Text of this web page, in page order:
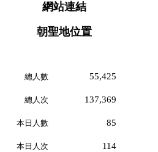
網站連結
朝聖地位置
總人數 55,425
總人次 137,369
本日人數 85
本日人次 114